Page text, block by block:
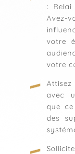
: Relai
votre
votre
avec
que
des